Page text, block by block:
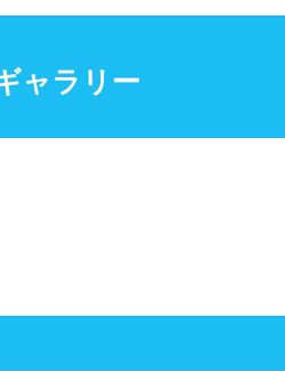
ャラリー